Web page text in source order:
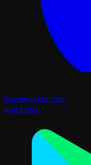
Download on the
App Store